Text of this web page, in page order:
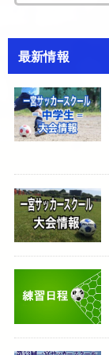
最新情報